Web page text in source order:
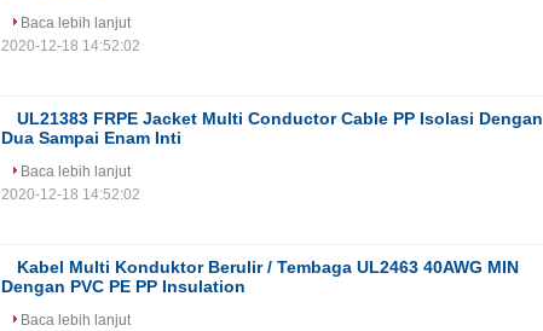
Baca lebih lanjut
2020-12-18 14:52:02
UL21383 FRPE Jacket Multi Conductor Cable PP Isolasi Dengan
Dua Sampai Enam Inti
Baca lebih lanjut
2020-12-18 14:52:02
Kabel Multi Konduktor Berulir / Tembaga UL2463 40AWG MIN
Dengan PVC PE PP Insulation
Baca lebih lanjut